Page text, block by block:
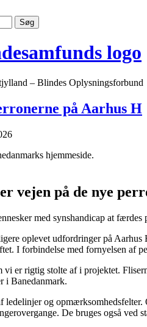
Søg
– Blindes Oplysningsforbund
på Aarhus H
hjemmeside.
vejen på de nye
med synshandicap at
oplevet udfordringer på
I forbindelse med fornyelsen af
vi er rigtig stolte af i projektet.
i Banedanmark.
ledelinjer og
De bruges også